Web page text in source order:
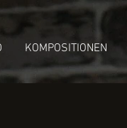
KOMPOSITIONEN